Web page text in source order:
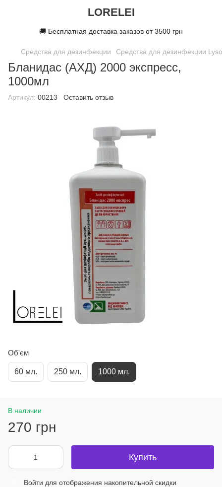
LORELEI
🚚 Бесплатная доставка заказов от 3500 грн
Средства для дезинфекции Средства для дезинфекции
Бланидас (АХД) 2000 экспресс,
1000мл
Артикул: 00213 Оставить отзыв
Об'єм
60 мл. 250 мл. 1000 мл.
В наличии
270 грн
Купить
Войти для отображения накопительной скидки